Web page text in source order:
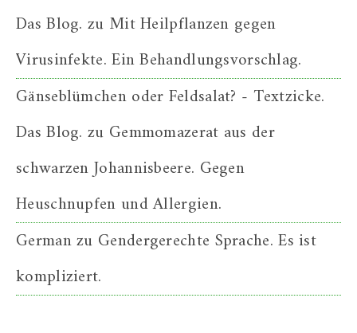
Das Blog. zu Mit Heilpflanzen gegen
Virusinfekte. Ein Behandlungsvorschlag.
Gänseblümchen oder Feldsalat? - Textzicke.
Das Blog. zu Gemmomazerat aus der
schwarzen Johannisbeere. Gegen
Heuschnupfen und Allergien.
Germanzu Gendergerechte Sprache. Es ist
kompliziert.